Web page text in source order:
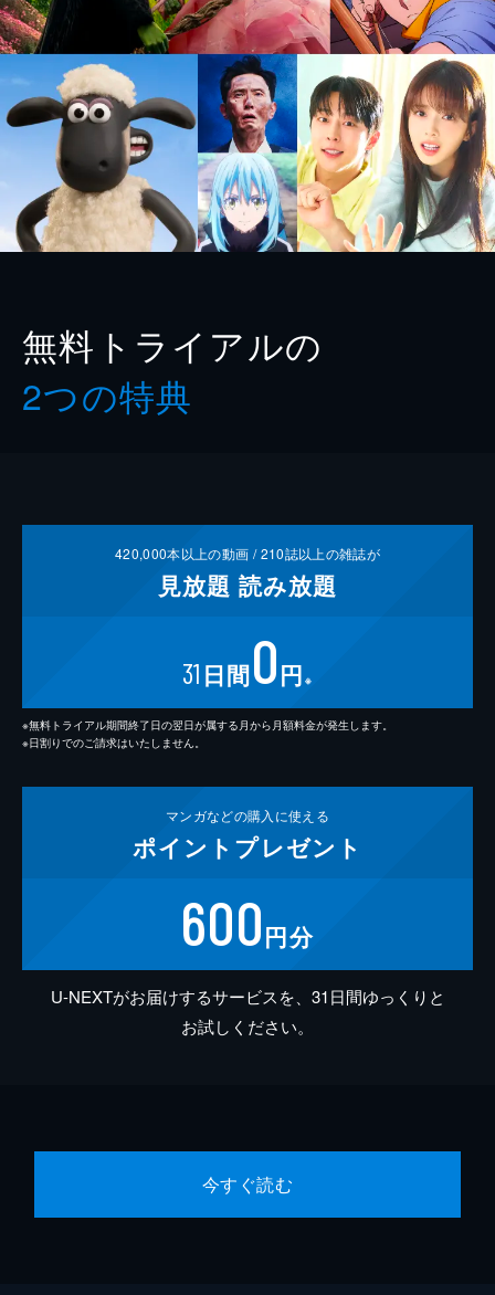
無料トライアルの
2つの特典
420,000本以上の動画 /210誌以上の雑誌が
見放題 読み放題
31 日間0円 ※
※無料トライアル期間終了日の翌日が属する月から月額料金が発生します。
※日割りでのご請求はいたしません。
マンガなどの購入に使える
ポイント プレゼント
600円分
U-NEXTがお届けするサービスを、31日間ゆっくりと
お試しください。
今すぐ読む